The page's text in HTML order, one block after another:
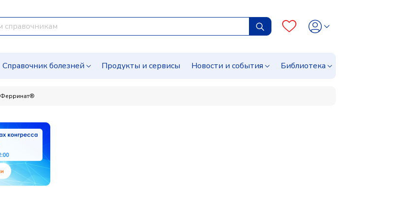
Справочник болезней Продукты и сервисы Новости и события Библиотека
Ферринат®